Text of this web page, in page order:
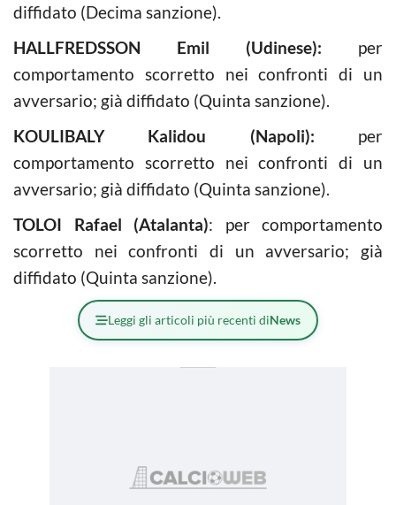
diffidato (Decima sanzione).
HALLFREDSSON Emil (Udinese): per
comportamento scorretto nei confronti di un
avversario; già diffidato (Quinta sanzione).
KOULIBALY Kalidou (Napoli): per
comportamento scorretto nei confronti di un
avversario; già diffidato (Quinta sanzione).
TOLOI Rafael (Atalanta): per comportamento
scorretto nei confronti di un avversario; già
diffidato (Quinta sanzione).
Leggi gli articoli più recenti diNews